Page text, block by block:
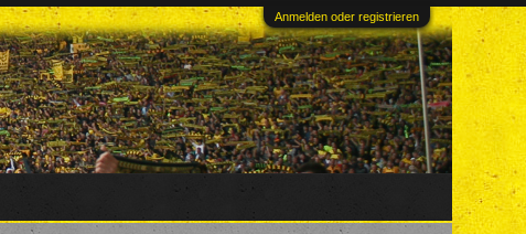
Anmelden oder registrieren